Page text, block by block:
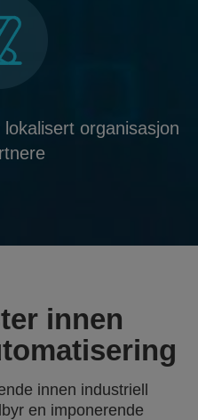
lokalisert organisasjon
innen
innen industriell
en imponerende